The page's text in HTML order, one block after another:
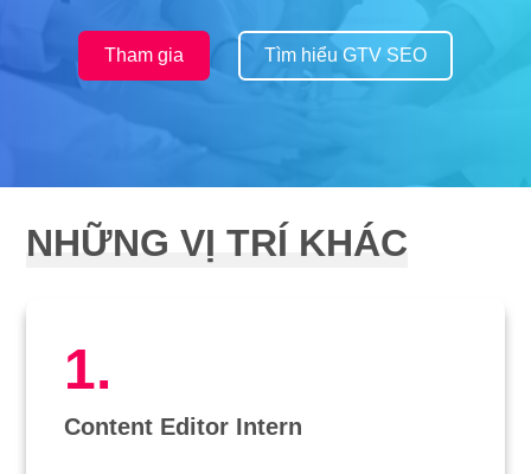
Tham gia Tìm hiểu GTV SEO
NHỮNG VỊ TRÍ KHÁC
1.
Content Editor Intern